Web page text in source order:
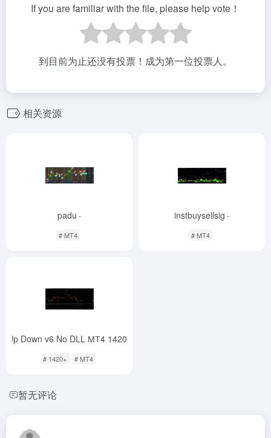
If you are familiar with the file, please help vote！
到目前为止还没有投票！成为第一位投票人。
相关资源
padu -
# MT4
instbuysellsig -
# MT4
Up Down v6 No DLL МТ4 1420
# 1420+ # MT4
暂无评论